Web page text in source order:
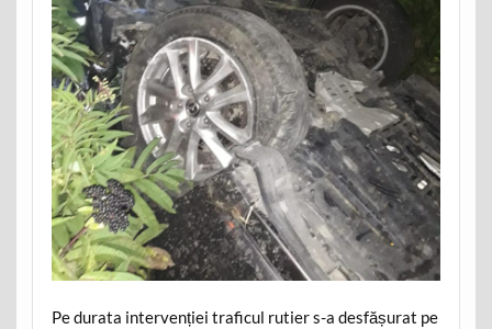
Pe durata intervenției traficul rutier s-a desfășurat pe